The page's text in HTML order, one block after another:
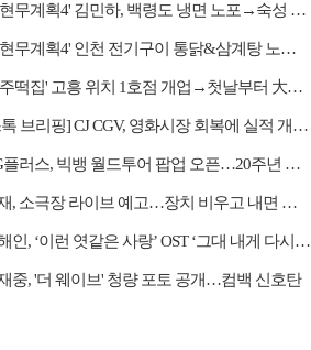
'전현무계획4' 김민하, 백령도 냉면 노포→숙성 광어초밥·통 도미찜 맛집 탐방
'전현무계획4' 인천 전기구이 통닭&삼계탕 노포 맛집 탐방
'우주떡집' 고흥 위치 1호점 개업→첫날부터 大위기
[스톡 브리핑] CJ CGV, 영화시장 회복에 실적 개선…2Q 매출 5939억
YG플러스, 빅뱅 월드투어 팝업 오픈…20주년 응원봉 공개
적재, 소극장 라이브 예고…장치 비우고 내면 채운다
정해인, ‘이런 엿같은 사랑’ OST ‘그대 내게 다시’ 리메이크 가창
중, '더 웨이브' 청량 포토 공개…컴백 신호탄